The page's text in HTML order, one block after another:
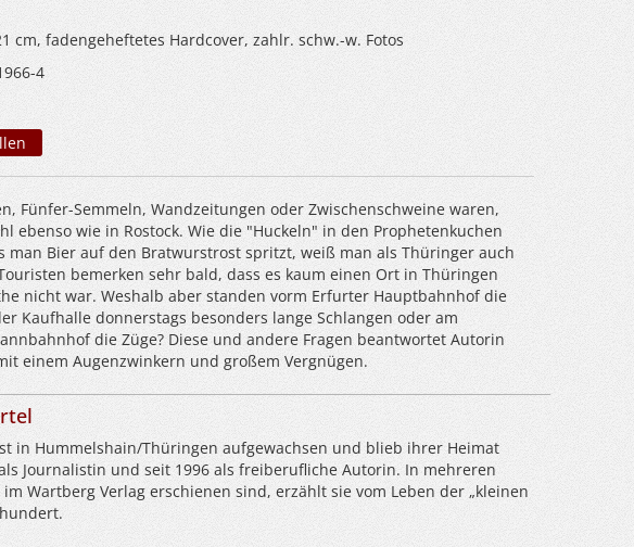
cm, fadengeheftetes Hardcover, zahlr. schw.-w. Fotos
4
Fünfer-Semmeln, Wandzeitungen oder Zwischenschweine waren,
ebenso wie in Rostock. Wie die "Huckeln" in den Prophetenkuchen
man Bier auf den Bratwurstrost spritzt, weiß man als Thüringer auch
bemerken sehr bald, dass es kaum einen Ort in Thüringen
nicht war. Weshalb aber standen vorm Erfurter Hauptbahnhof die
Kaufhalle donnerstags besonders lange Schlangen oder am
die Züge? Diese und andere Fragen beantwortet Autorin
einem Augenzwinkern und großem Vergnügen.
in Hummelshain/Thüringen aufgewachsen und blieb ihrer Heimat
Journalistin und seit 1996 als freiberufliche Autorin. In mehreren
Wartberg Verlag erschienen sind, erzählt sie vom Leben der „kleinen